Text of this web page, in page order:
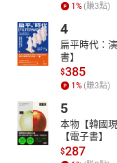
3****世界歷史年代表
讓我們順著歷史時間
兵攻進羅馬，梳理世界
4****知識補給站
結合12年國教新課綱
學！穿越時空參與歷史
南，趣味學習歷史知識。
「知識補給站」設計者
葛琦霞／悅讀學堂執行長
1 % (賺3點)
4
扁平時代：
書】
$385
1 % (賺3點)
5
本物【韓國
【電子書】
$287